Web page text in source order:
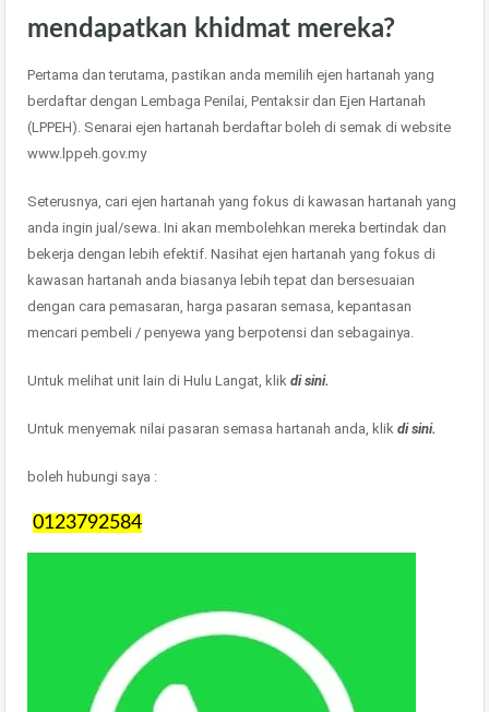
mendapatkan khidmat mereka?
Pertama dan terutama, pastikan anda memilih ejen hartanah yang
berdaftar dengan Lembaga Penilai, Pentaksir dan Ejen Hartanah
(LPPEH). Senarai ejen hartanah berdaftar boleh di semak di website
www.lppeh.gov.my
Seterusnya, cari ejen hartanah yang fokus di kawasan hartanah yang
anda ingin jual/sewa. Ini akan membolehkan mereka bertindak dan
bekerja dengan lebih efektif. Nasihat ejen hartanah yang fokus di
kawasan hartanah anda biasanya lebih tepat dan bersesuaian
dengan cara pemasaran, harga pasaran semasa, kepantasan
mencari pembeli / penyewa yang berpotensi dan sebagainya.
Untuk melihat unit lain di Hulu Langat, klik di sini.
Untuk menyemak nilai pasaran semasa hartanah anda, klik di sini.
boleh hubungi saya :
0123792584